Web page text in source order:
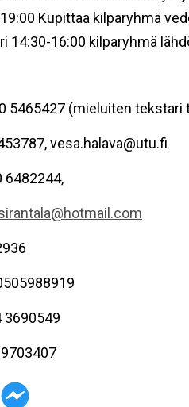
Kupittaa kilparyhmä
14:30-16:00 kilparyhmä
5465427 (mieluiten tekstari
vesa.halava@utu.fi
6482244,
3690549